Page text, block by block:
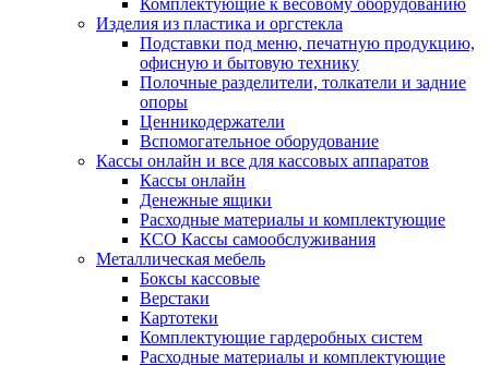
Комплектующие к весовому оборудованию
Изделия из пластика и оргстекла
Подставки под меню, печатную продукцию,
офисную и бытовую технику
Полочные разделители, толкатели и задние
опоры
Ценникодержатели
Вспомогательное оборудование
Кассы онлайн и все для кассовых аппаратов
Кассы онлайн
Денежные ящики
Расходные материалы и комплектующие
КСО Кассы самообслуживания
Металлическая мебель
Боксы кассовые
Верстаки
Картотеки
Комплектующие гардеробных систем
Расходные материалы и комплектующие